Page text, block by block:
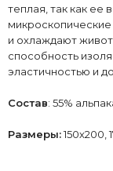
теплая, так как ее
и охлаждают
способность
эластичностью и
Состав: 55%
Размеры:150х200,